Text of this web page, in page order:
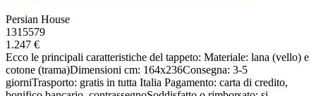
Persian House
1315579
1.247 €
Ecco le principali caratteristiche del tappeto: Materiale: lana (vello) e
cotone (trama)Dimensioni cm: 164x236Consegna: 3-5
giorniTrasporto: gratis in tutta Italia Pagamento: carta di credito,